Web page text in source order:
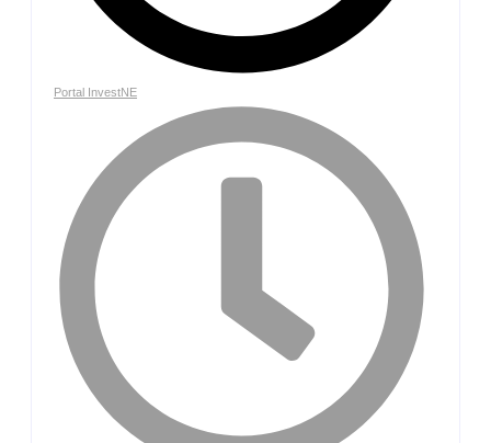
Portal InvestNE